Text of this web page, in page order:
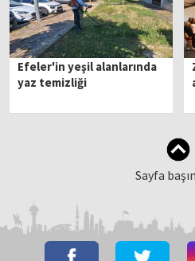
Efeler'in yeşil alanlarında
yaz temizliği
Sayfa